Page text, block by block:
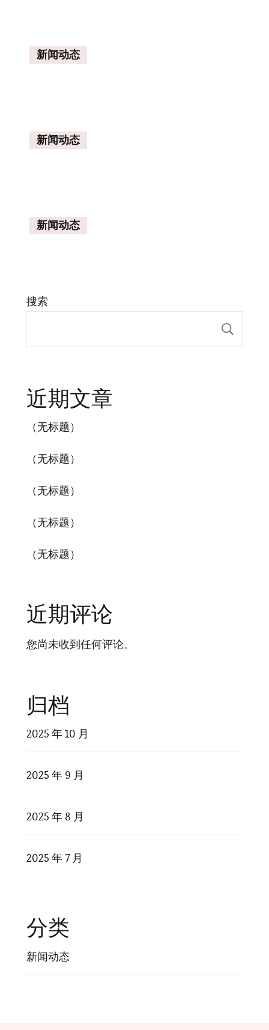
新闻动态
新闻动态
新闻动态
搜索
近期文章
（无标题）
（无标题）
（无标题）
（无标题）
（无标题）
近期评论
您尚未收到任何评论。
归档
2025 年 10 月
2025 年 9 月
2025 年 8 月
2025 年 7 月
分类
新闻动态